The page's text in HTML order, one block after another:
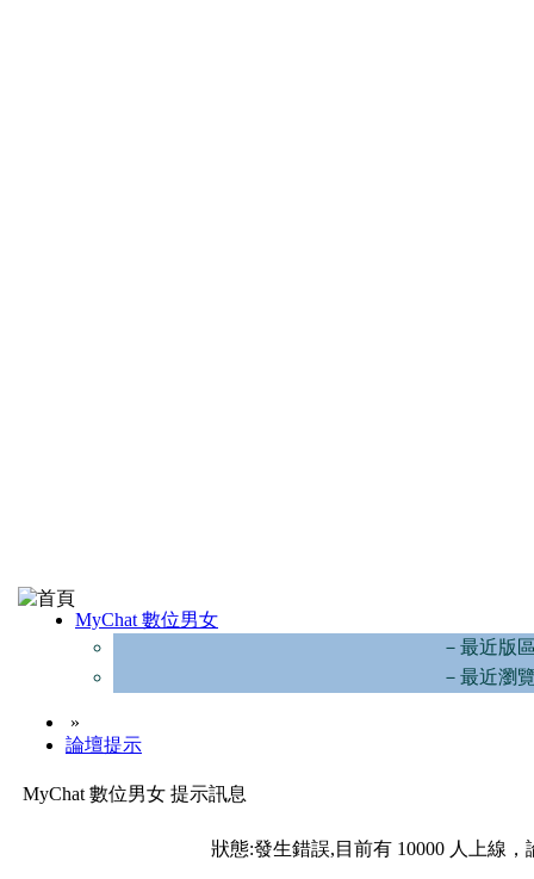
MyChat 數位男女
－最近版
－最近瀏
»
論壇提示
MyChat 數位男女 提示訊息
狀態:發生錯誤,目前有 10000 人上線